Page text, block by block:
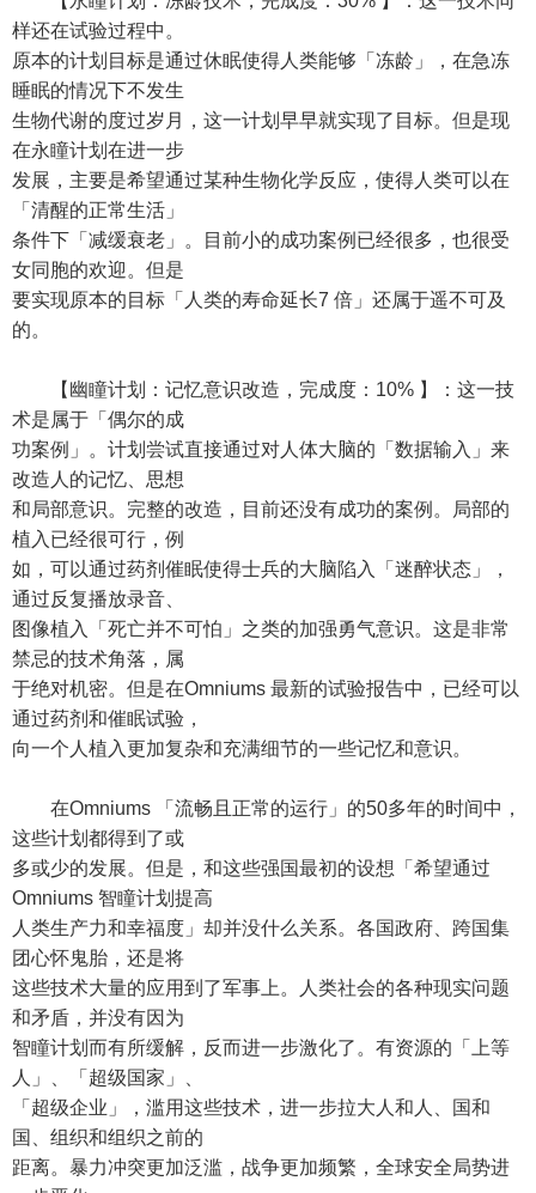
样还在试验过程中。
原本的计划目标是通过休眠使得人类能够「冻龄」，在急冻
睡眠的情况下不发生
生物代谢的度过岁月，这一计划早早就实现了目标。但是现
在永瞳计划在进一步
发展，主要是希望通过某种生物化学反应，使得人类可以在
「清醒的正常生活」
条件下「减缓衰老」。目前小的成功案例已经很多，也很受
女同胞的欢迎。但是
要实现原本的目标「人类的寿命延长7 倍」还属于遥不可及
的。
【幽瞳计划：记忆意识改造，完成度：10% 】：这一技
术是属于「偶尔的成
功案例」。计划尝试直接通过对人体大脑的「数据输入」来
改造人的记忆、思想
和局部意识。完整的改造，目前还没有成功的案例。局部的
植入已经很可行，例
如，可以通过药剂催眠使得士兵的大脑陷入「迷醉状态」，
通过反复播放录音、
图像植入「死亡并不可怕」之类的加强勇气意识。这是非常
禁忌的技术角落，属
于绝对机密。但是在Omniums 最新的试验报告中，已经可以
通过药剂和催眠试验，
向一个人植入更加复杂和充满细节的一些记忆和意识。
在Omniums 「流畅且正常的运行」的50多年的时间中，
这些计划都得到了或
多或少的发展。但是，和这些强国最初的设想「希望通过
Omniums 智瞳计划提高
人类生产力和幸福度」却并没什么关系。各国政府、跨国集
团心怀鬼胎，还是将
这些技术大量的应用到了军事上。人类社会的各种现实问题
和矛盾，并没有因为
智瞳计划而有所缓解，反而进一步激化了。有资源的「上等
人」、「超级国家」、
「超级企业」，滥用这些技术，进一步拉大人和人、国和
国、组织和组织之前的
距离。暴力冲突更加泛滥，战争更加频繁，全球安全局势进